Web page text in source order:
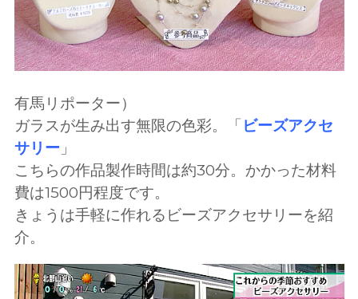
有馬リポーター）
ガラスが生み出す無限の色彩。「 ビーズアクセ
サリー 」
こちらの作品製作時間は約30分。かかった材料
費は1500円程度です。
きょうは手軽に作れるビーズアクセサリーを紹
介。